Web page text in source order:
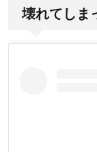
壊れてしま